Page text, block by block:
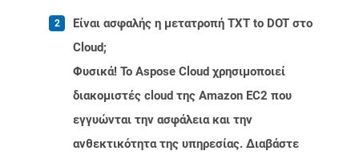
Είναι ασφαλής η μετατροπή TXT to DOT στο
Cloud;
Φυσικά! Το Aspose Cloud χρησιμοποιεί
διακομιστές cloud της Amazon EC2 που
εγγυώνται την ασφάλεια και την
ανθεκτικότητα της υπηρεσίας. Διαβάστε